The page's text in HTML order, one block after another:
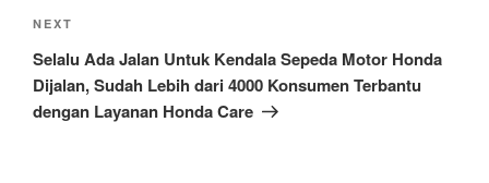
Next
Post
NEXT
Selalu Ada Jalan Untuk Kendala Sepeda Motor Honda
Dijalan, Sudah Lebih dari 4000 Konsumen Terbantu
dengan Layanan Honda Care